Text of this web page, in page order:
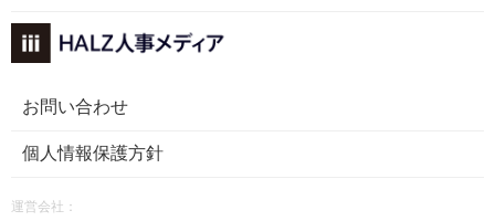
お問い合わせ
個人情報保護方針
運営会社：